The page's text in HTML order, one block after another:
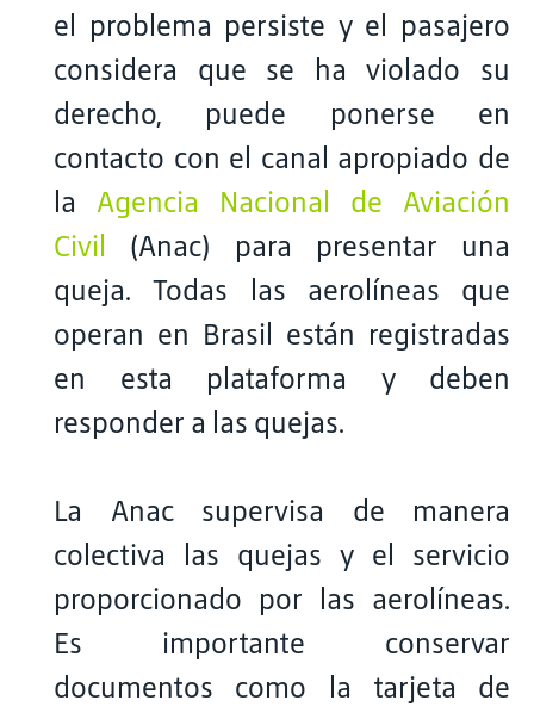
el problema persiste y el pasajero
considera que se ha violado su
derecho, puede ponerse en
contacto con el canal apropiado de
la Agencia Nacional de Aviación
Civil
(Anac) para presentar una
queja. Todas las aerolíneas que
operan en Brasil están registradas
en esta plataforma y deben
responder a las quejas.
La Anac supervisa de manera
colectiva las quejas y el servicio
proporcionado por las aerolíneas.
Es importante conservar
documentos como la tarjeta de